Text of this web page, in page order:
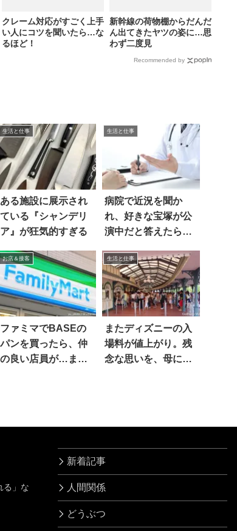
クレーム対応がすごく上手
い人にコツを聞いたら…な
るほど！
新幹線の荷物棚からだんだ
ん出てきたヤツの姿に…思
わず二度見
Recommended by
生活と仕事
ある施設に展示され
ている『シャンデリ
ア』が狂気的すぎる
生活と仕事
病院で近況を聞か
れ、好きな宝塚が公
演中だと答えたら…
お店＆接客
ファミマでBASEの
パンを買ったら、仲
の良い店員が…まさ
生活と仕事
またディズニーの入
場料が値上がり。残
念な思いを、母に伝
る」な
新着記事
人間関係
どうぶつ